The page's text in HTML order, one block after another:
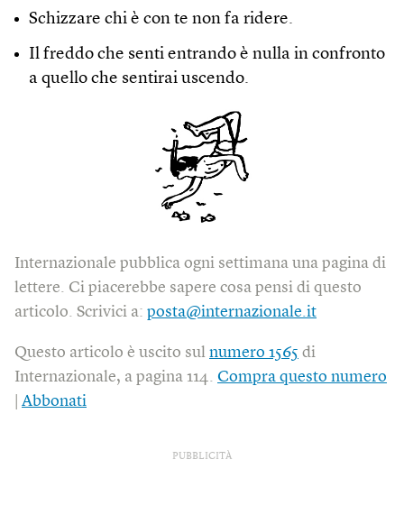
Schizzare chi è con te non fa ridere.
Il freddo che senti entrando è nulla in confronto
a quello che sentirai uscendo.
Internazionale pubblica ogni settimana una pagina di
lettere. Ci piacerebbe sapere cosa pensi di questo
articolo. Scrivici a: posta@internazionale.it
Questo articolo è uscito sul numero 1565 di
Internazionale, a pagina 114. Compra questo numero
Abbonati
PUBBLICITÀ